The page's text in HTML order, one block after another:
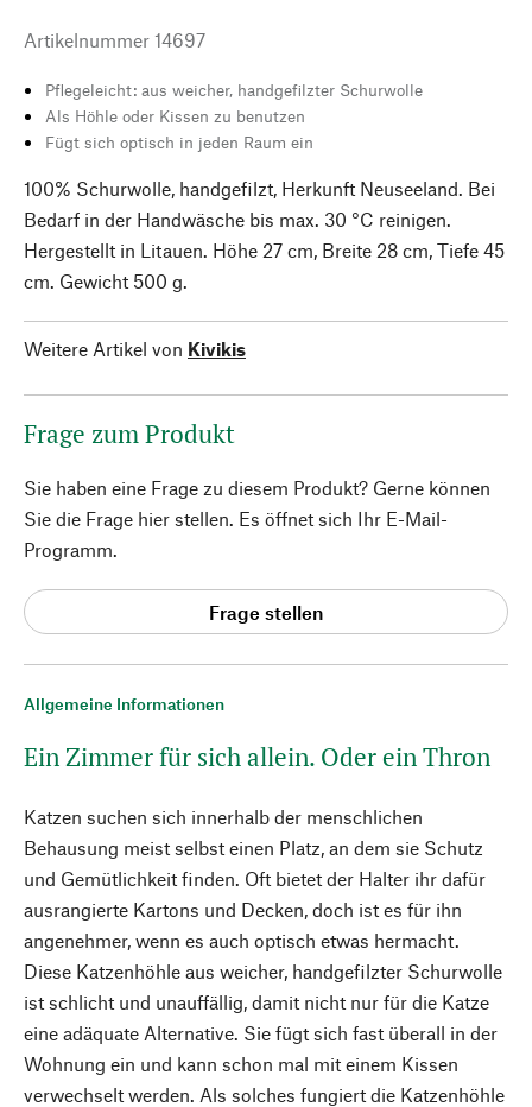
Allgemeine Informationen
Ein Zimmer für sich allein. Oder ein Thron
Katzen suchen sich innerhalb der menschlichen
Behausung meist selbst einen Platz, an dem sie Schutz
und Gemütlichkeit finden. Oft bietet der Halter ihr dafür
ausrangierte Kartons und Decken, doch ist es für ihn
angenehmer, wenn es auch optisch etwas hermacht.
Diese Katzenhöhle aus weicher, handgefilzter Schurwolle
ist schlicht und unauffällig, damit nicht nur für die Katze
eine adäquate Alternative. Sie fügt sich fast überall in der
Wohnung ein und kann schon mal mit einem Kissen
verwechselt werden. Als solches fungiert die Katzenhöhle
Artikelnummer 14697
Pflegeleicht: aus weicher, handgefilzter Schurwolle
Als Höhle oder Kissen zu benutzen
Fügt sich optisch in jeden Raum ein
100% Schurwolle, handgefilzt, Herkunft Neuseeland. Bei
Bedarf in der Handwäsche bis max. 30 °C reinigen.
Hergestellt in Litauen. Höhe 27 cm, Breite 28 cm, Tiefe 45
cm. Gewicht 500 g.
Weitere Artikel von Kivikis
Frage zum Produkt
Sie haben eine Frage zu diesem Produkt? Gerne können
Sie die Frage hier stellen. Es öffnet sich Ihr E-Mail-
Programm.
Frage stellen